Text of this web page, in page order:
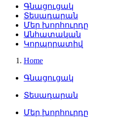
Գնացուցակ
Տեսադարան
Մեր խորհուրդը
Անհատական
Կորպորատիվ
Home
Գնացուցակ
Տեսադարան
Մեր խորհուրդը